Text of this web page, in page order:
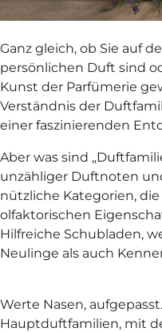
Ganz gleich, ob Sie auf
persönlichen Duft sind
Kunst der Parfümerie
Verständnis der
einer faszinierenden
Aber was sind
unzähliger Duftnoten
nützliche Kategorien,
olfaktorischen
Hilfreiche Schubladen,
Neulinge als auch
Werte Nasen,
Hauptduftfamilien, mit